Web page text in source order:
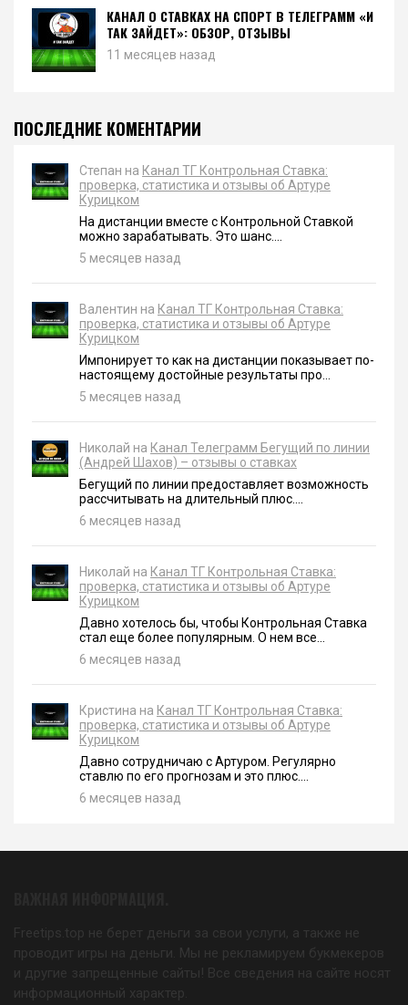
КАНАЛ О СТАВКАХ НА СПОРТ В ТЕЛЕГРАММ «И
ТАК ЗАЙДЕТ»: ОБЗОР, ОТЗЫВЫ
11 месяцев назад
ПОСЛЕДНИЕ КОМЕНТАРИИ
Степан на Канал ТГ Контрольная Ставка:
проверка, статистика и отзывы об Артуре
Курицком
На дистанции вместе с Контрольной Ставкой
можно зарабатывать. Это шанс....
5 месяцев назад
Валентин на Канал ТГ Контрольная Ставка:
проверка, статистика и отзывы об Артуре
Курицком
Импонирует то как на дистанции показывает по-
настоящему достойные результаты про...
5 месяцев назад
Николай на Канал Телеграмм Бегущий по линии
(Андрей Шахов) – отзывы о ставках
Бегущий по линии предоставляет возможность
рассчитывать на длительный плюс....
6 месяцев назад
Николай на Канал ТГ Контрольная Ставка:
проверка, статистика и отзывы об Артуре
Курицком
Давно хотелось бы, чтобы Контрольная Ставка
стал еще более популярным. О нем все...
6 месяцев назад
Кристина на Канал ТГ Контрольная Ставка:
проверка, статистика и отзывы об Артуре
Курицком
Давно сотрудничаю с Артуром. Регулярно
ставлю по его прогнозам и это плюс....
6 месяцев назад
Freetips.top не берет деньги за свои услуги, а также не
проводит игры на деньги. Мы не рекламируем букмекеров
и другие запрещенные сайты! Все сведения на сайте носят
информационный характер.